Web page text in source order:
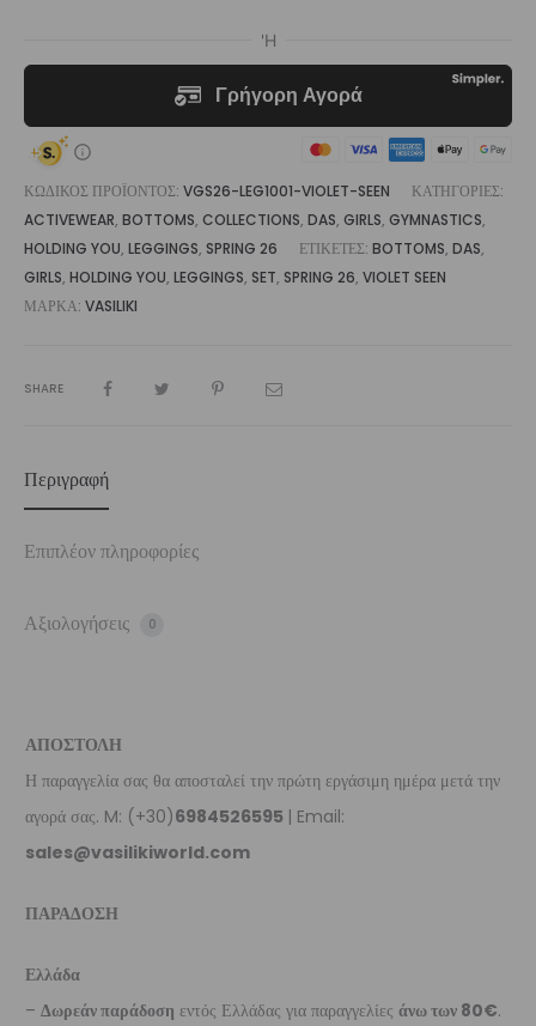
ΚΩΔΙΚΌΣ ΠΡΟΪΌΝΤΟΣ: VGS26-LEG1001-VIOLET-SEEN
ΚΑΤΗΓΟΡΊΕΣ:
ACTIVEWEAR, BOTTOMS, COLLECTIONS, DAS, GIRLS, GYMNASTICS,
HOLDING YOU, LEGGINGS, SPRING 26 ΕΤΙΚΈΤΕΣ: BOTTOMS, DAS,
GIRLS, HOLDING YOU, LEGGINGS, SET, SPRING 26, VIOLET SEEN
ΜΆΡΚΑ: VASILIKI
SHARE
Περιγραφή
Επιπλέον πληροφορίες
Αξιολογήσεις 0
ΑΠΟΣΤΟΛΗ
Η παραγγελία σας θα αποσταλεί την πρώτη εργάσιμη ημέρα μετά την
αγορά σας. M: (+30)6984526595 | Email:
sales@vasilikiworld.com
ΠΑΡΑΔΟΣΗ
Ελλάδα
– Δωρεάν παράδοση εντός Ελλάδας για παραγγελίες άνω των 80€.